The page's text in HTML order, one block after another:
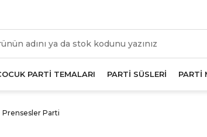
PARTİ TEMALARI PARTİ SÜSLERİ PARTİ
Prensesler Parti